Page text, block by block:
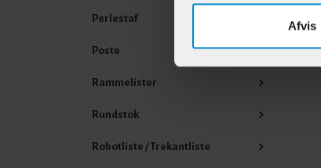
Afvis
Perlestaf
Poste
Rammelister
Rundstok
Robotliste / Trekantliste